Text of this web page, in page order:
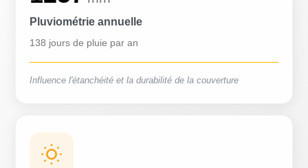
Pluviométrie annuelle
138 jours de pluie par an
Influence l'étanchéité et la durabilité de la couverture